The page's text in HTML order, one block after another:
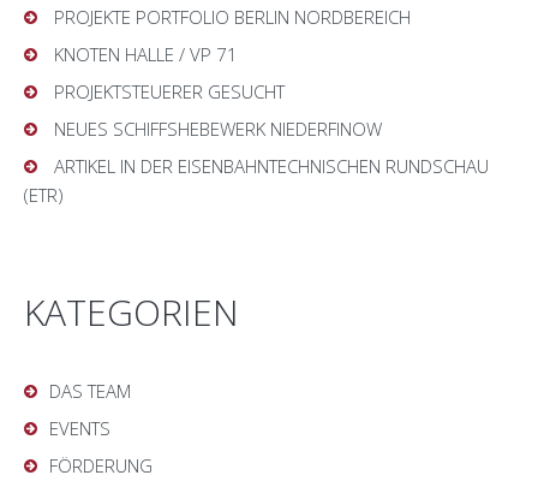
PROJEKTE PORTFOLIO BERLIN NORDBEREICH
KNOTEN HALLE / VP 71
PROJEKTSTEUERER GESUCHT
NEUES SCHIFFSHEBEWERK NIEDERFINOW
ARTIKEL IN DER EISENBAHNTECHNISCHEN RUNDSCHAU
(ETR)
KATEGORIEN
DAS TEAM
EVENTS
FÖRDERUNG